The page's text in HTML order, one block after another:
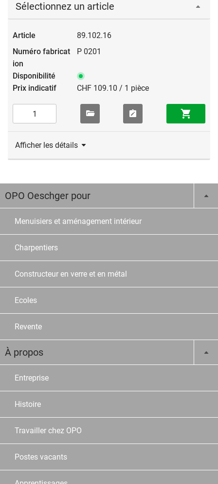
Sélectionnez un article
89.102.16
P 0201
CHF 109.10 / 1 pièce
Afficher les détails
OPO Oeschger pour
Menuisiers et aménagement intérieur
Charpentiers
Constructeur en verre et en métal
Ecoles
Revente
À propos
Entreprise
Histoire
Travailler chez OPO
Postes vacants